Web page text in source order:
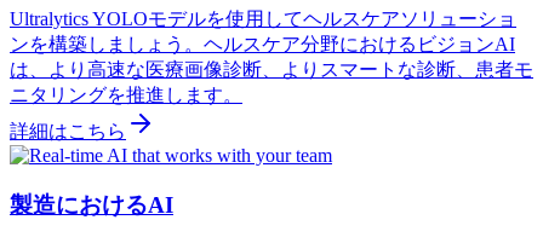
Ultralytics YOLOモデルを使用してヘルスケアソリューショ
ンを構築しましょう。ヘルスケア分野におけるビジョンAI
は、より高速な医療画像診断、よりスマートな診断、患者モ
ニタリングを推進します。
詳細はこちら
製造におけるAI